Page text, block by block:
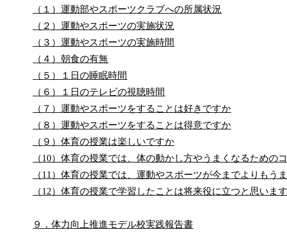
（１）運動部やスポーツクラブへの所属状況
（２）運動やスポーツの実施状況
（３）運動やスポーツの実施時間
（４）朝食の有無
（５）１日の睡眠時間
（６）１日のテレビの視聴時間
（７）運動やスポーツをすることは好きですか
（８）運動やスポーツをすることは得意ですか
（９）体育の授業は楽しいですか
（10）体育の授業では、体の動かし方やうまくなるための
（11）体育の授業では、運動やスポーツが今までよりもう
（12）体育の授業で学習したことは将来役に立つと思いま
９．体力向上推進モデル校実践報告書